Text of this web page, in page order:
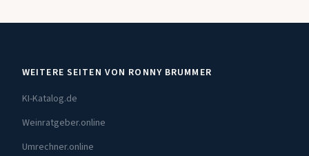
WEITERE SEITEN VON RONNY BRUMMER
KI-Katalog.de
Weinratgeber.online
Umrechner.online